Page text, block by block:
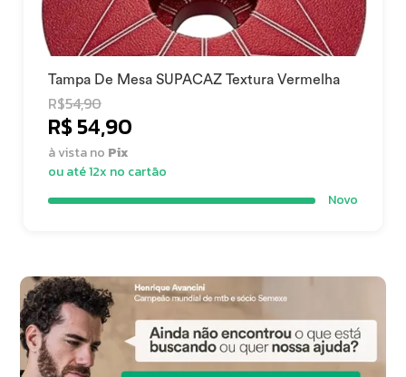
Tampa De Mesa SUPACAZ Textura Vermelha
R$54,90
R$ 54,90
à vista no Pix
ou até 12x no cartão
Novo